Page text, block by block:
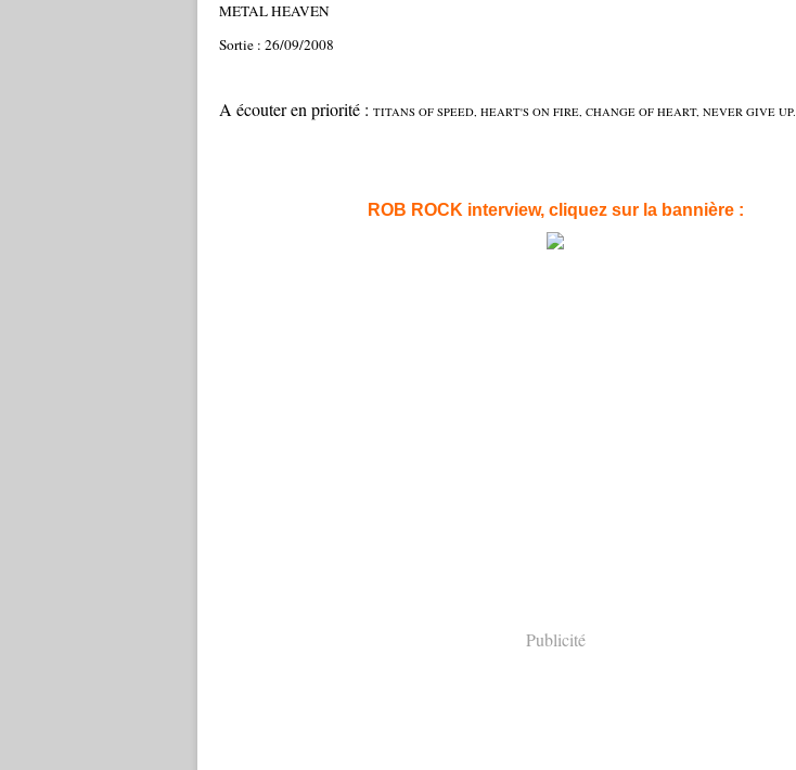
METAL HEAVEN
Sortie : 26/09/2008
A écouter en priorité : TITANS OF SPEED, HEART'S ON FIRE, CHANGE OF HEART, NEVER GIVE UP.
ROB ROCK interview, cliquez sur la bannière :
Publicité